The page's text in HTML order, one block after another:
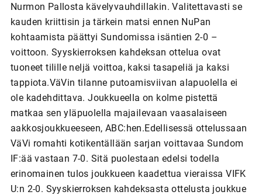
Nurmon Pallosta kävelyvauhdillakin. Valitettavasti se
kauden kriittisin ja tärkein matsi ennen NuPan
kohtaamista päättyi Sundomissa isäntien 2-0 –
voittoon. Syyskierroksen kahdeksan ottelua ovat
tuoneet tilille neljä voittoa, kaksi tasapeliä ja kaksi
tappiota.VäVin tilanne putoamisviivan alapuolella ei
ole kadehdittava. Joukkueella on kolme pistettä
matkaa sen yläpuolella majailevaan vaasalaiseen
aakkosjoukkueeseen, ABC:hen.Edellisessä ottelussaan
VäVi romahti kotikentällään sarjan voittavaa Sundom
IF:ää vastaan 7-0. Sitä puolestaan edelsi todella
erinomainen tulos joukkueen kaadettua vieraissa VIFK
U:n 2-0. Syyskierroksen kahdeksasta ottelusta joukkue